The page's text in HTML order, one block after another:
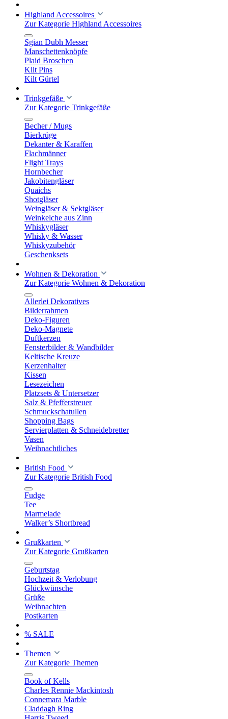
Highland Accessoires
Zur Kategorie Highland Accessoires
Sgian Dubh Messer
Manschettenknöpfe
Plaid Broschen
Kilt Pins
Kilt Gürtel
Trinkgefäße
Zur Kategorie Trinkgefäße
Becher / Mugs
Bierkrüge
Dekanter & Karaffen
Flachmänner
Flight Trays
Hornbecher
Jakobitengläser
Quaichs
Shotgläser
Weingläser & Sektgläser
Weinkelche aus Zinn
Whiskygläser
Whisky & Wasser
Whiskyzubehör
Geschenksets
Wohnen & Dekoration
Zur Kategorie Wohnen & Dekoration
Allerlei Dekoratives
Bilderrahmen
Deko-Figuren
Deko-Magnete
Duftkerzen
Fensterbilder & Wandbilder
Keltische Kreuze
Kerzenhalter
Kissen
Lesezeichen
Platzsets & Untersetzer
Salz & Pfefferstreuer
Schmuckschatullen
Shopping Bags
Servierplatten & Schneidebretter
Vasen
Weihnachtliches
British Food
Zur Kategorie British Food
Fudge
Tee
Marmelade
Walker’s Shortbread
Grußkarten
Zur Kategorie Grußkarten
Geburtstag
Hochzeit & Verlobung
Glückwünsche
Grüße
Weihnachten
Postkarten
% SALE
Themen
Zur Kategorie Themen
Book of Kells
Charles Rennie Mackintosh
Connemara Marble
Claddagh Ring